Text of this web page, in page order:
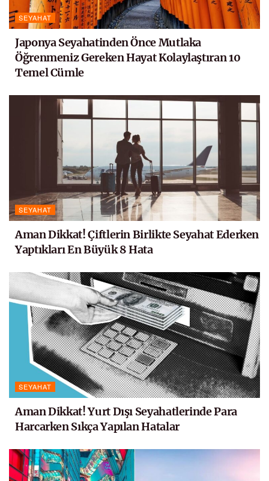
SEYAHAT
Japonya Seyahatinden Önce Mutlaka
Öğrenmeniz Gereken Hayat Kolaylaştıran 10
Temel Cümle
SEYAHAT
Aman Dikkat! Çiftlerin Birlikte Seyahat Ederken
Yaptıkları En Büyük 8 Hata
SEYAHAT
Aman Dikkat! Yurt Dışı Seyahatlerinde Para
Harcarken Sıkça Yapılan Hatalar